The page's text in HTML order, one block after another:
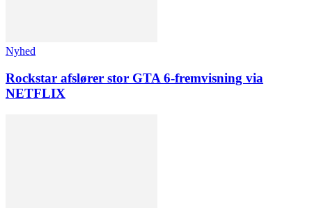
Nyhed
Rockstar afslører stor GTA 6-fremvisning via
NETFLIX